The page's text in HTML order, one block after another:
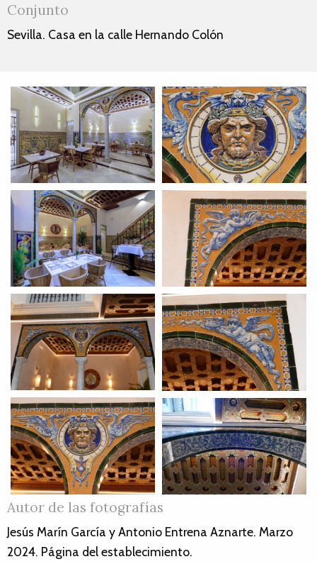
Conjunto
Sevilla. Casa en la calle Hernando Colón
Autor de las fotografías
Jesús Marín García y Antonio Entrena Aznarte. Marzo
2024. Página del establecimiento.